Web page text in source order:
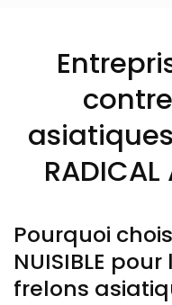
RADICAL
Pourquoi
NUISIBLE
frelons